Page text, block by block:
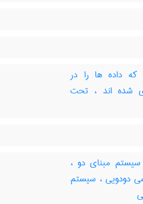
داده ها را در
شده اند ، تحت
مبنای دو ،
دودویی ، سیستم